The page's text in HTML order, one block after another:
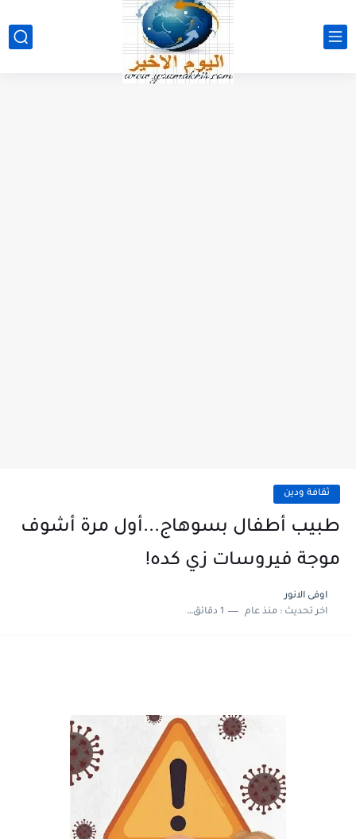
ثقافة ودين
طبيب أطفال بسوهاج...أول مرة أشوف
موجة فيروسات زي كده!
اوفى الانور
اخر تحديث :منذ عام 1 دقائق للقراءة